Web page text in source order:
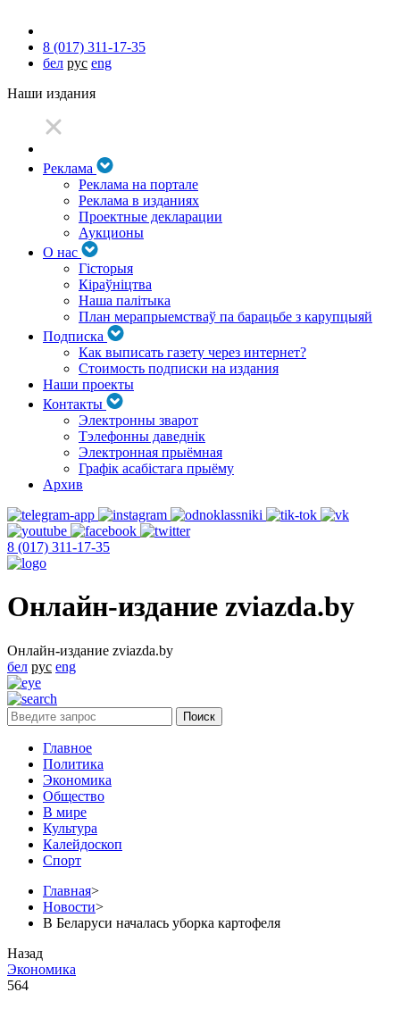
8 (017) 311-17-35
бел рус eng
Наши издания
Реклама
Реклама на портале
Реклама в изданиях
Проектные декларации
Аукционы
О нас
Гісторыя
Кіраўніцтва
Наша палітыка
План мерапрыемстваў па барацьбе з карупцыяй
Подписка
Как выписать газету через интернет?
Стоимость подписки на издания
Наши проекты
Контакты
Электронны зварот
Тэлефонны даведнік
Электронная прыёмная
Графік асабістага прыёму
Архив
8 (017) 311-17-35
Онлайн-издание zviazda.by
Онлайн-издание zviazda.by
бел рус eng
Главное
Политика
Экономика
Общество
В мире
Культура
Калейдоскоп
Спорт
Главная>
Новости>
В Беларуси началась уборка картофеля
Назад
Экономика
564